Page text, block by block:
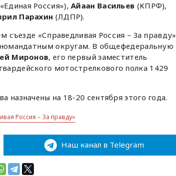
Россия»),Айаан Васильев (КПРФ),
Парахин (ЛДПР).
«Справедливая Россия – За правду»
округам. В общефедеральную
Миронов, его первый заместитель
мотострелкового полка 1429
на 18-20 сентября этого года.
Россия – За правду»
Наш канал в Telegram